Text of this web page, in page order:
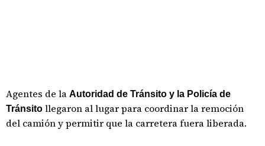
Agentes de la Autoridad de Tránsito y la Policía de
Tránsito llegaron al lugar para coordinar la remoción
del camión y permitir que la carretera fuera liberada.